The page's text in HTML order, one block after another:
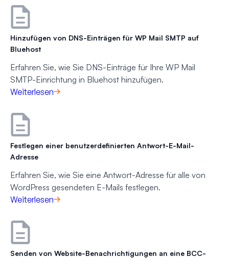
Hinzufügen von DNS-Einträgen für WP Mail SMTP auf
Bluehost
Erfahren Sie, wie Sie DNS-Einträge für Ihre WP Mail
SMTP-Einrichtung in Bluehost hinzufügen.
Weiterlesen
Festlegen einer benutzerdefinierten Antwort-E-Mail-
Adresse
Erfahren Sie, wie Sie eine Antwort-Adresse für alle von
WordPress gesendeten E-Mails festlegen.
Weiterlesen
Senden von Website-Benachrichtigungen an eine BCC-